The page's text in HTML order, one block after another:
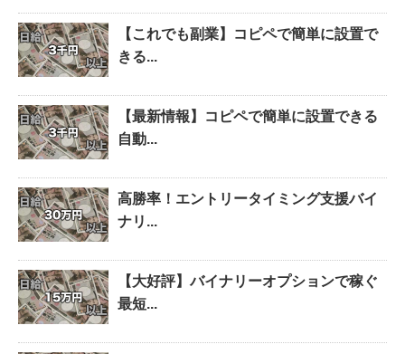
【これでも副業】コピペで簡単に設置で
きる...
【最新情報】コピペで簡単に設置できる
自動...
高勝率！エントリータイミング支援バイ
ナリ...
【大好評】バイナリーオプションで稼ぐ
最短...